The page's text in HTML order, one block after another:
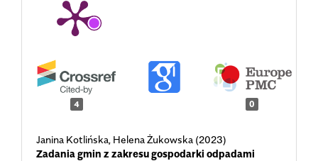
4 0
Janina Kotlińska, Helena Żukowska (2023)
Zadania gmin z zakresu gospodarki odpadami